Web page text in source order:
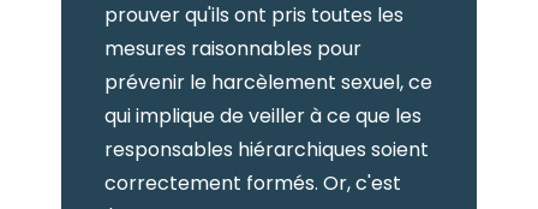
prouver qu'ils ont pris toutes les
mesures raisonnables pour
prévenir le harcèlement sexuel, ce
qui implique de veiller à ce que les
responsables hiérarchiques soient
correctement formés. Or, c'est